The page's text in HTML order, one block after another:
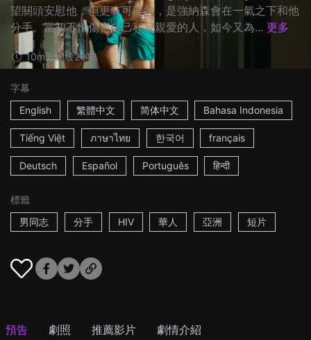
望關頭安慰他，但更有可能的，是強納森會在一氣之下和他
分手。當初不怕傷害自己和最親愛的人，如今又為... 更多
10m新加坡2016
字幕
English
繁體中文 简体中文 Bahasa Indonesia
Tiếng Việt ภาษาไทย 한국어 français
Deutsch Español Português हिन्दी
標籤
男同志
分手 HIV 華人 亞洲 短片
預告 劇照 推薦影片 劇情介紹